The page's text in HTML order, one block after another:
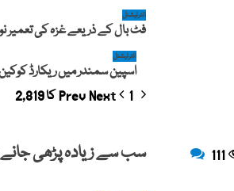
111
انٹرنیشنل
فٹ بال کے ذریعے غزہ کی تعمیر
انٹرنیشنل
اسپین سمندر میں ریکارڈ کوکین
Next 1 کا 2,819
سب سے زیادہ پڑھی جانے